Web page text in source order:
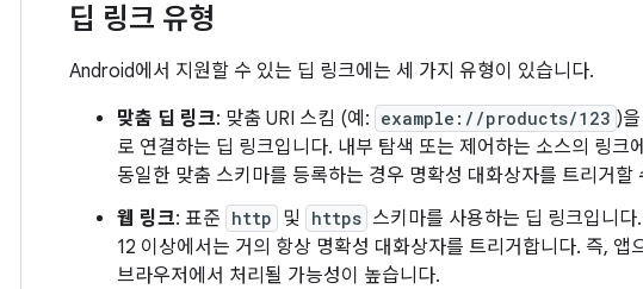
딥 링크 유형
Android에서 지원할 수 있는 딥 링크에는 세 가지 유형이 있습니다.
맞춤 딥 링크: 맞춤 URI 스킴 (예: example://products/123 )
로 연결하는 딥 링크입니다. 내부 탐색 또는 제어하는 소스의 링크
동일한 맞춤 스키마를 등록하는 경우 명확성 대화상자를 트리거할
웹 링크: 표준 http 및 https 스키마를 사용하는 딥 링크입니
12 이상에서는 거의 항상 명확성 대화상자를 트리거합니다. 즉,
브라우저에서 처리될 가능성이 높습니다.